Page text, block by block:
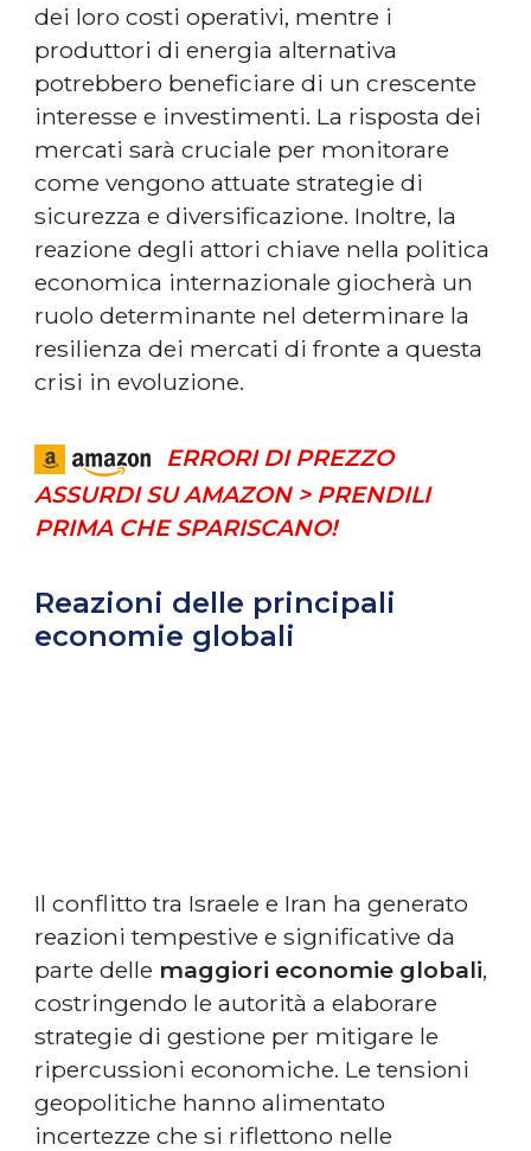
dei loro costi operativi, mentre i
produttori di energia alternativa
potrebbero beneficiare di un crescente
interesse e investimenti. La risposta dei
mercati sarà cruciale per monitorare
come vengono attuate strategie di
sicurezza e diversificazione. Inoltre, la
reazione degli attori chiave nella politica
economica internazionale giocherà un
ruolo determinante nel determinare la
resilienza dei mercati di fronte a questa
crisi in evoluzione.
ERRORI DI PREZZO
ASSURDI SU AMAZON > PRENDILI
PRIMA CHE SPARISCANO!
Reazioni delle principali
economie globali
Il conflitto tra Israele e Iran ha generato
reazioni tempestive e significative da
parte delle maggiori economie globali,
costringendo le autorità a elaborare
strategie di gestione per mitigare le
ripercussioni economiche. Le tensioni
geopolitiche hanno alimentato
incertezze che si riflettono nelle